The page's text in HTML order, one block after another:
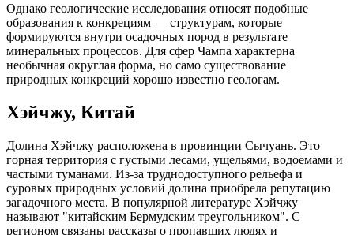
Однако геологические исследования относят подобные
образования к конкрециям — структурам, которые
формируются внутри осадочных пород в результате
минеральных процессов. Для сфер Чампа характерна
необычная округлая форма, но само существование
природных конкреций хорошо известно геологам.
Хэйчжу, Китай
Долина Хэйчжу расположена в провинции Сычуань. Это
горная территория с густыми лесами, ущельями, водоемами и
частыми туманами. Из-за труднодоступного рельефа и
суровых природных условий долина приобрела репутацию
загадочного места. В популярной литературе Хэйчжу
называют "китайским Бермудским треугольником". С
регионом связаны рассказы о пропавших людях и